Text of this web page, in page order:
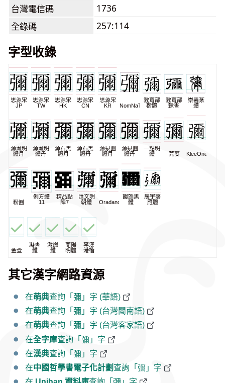
台灣電信碼
1736
全錄碼
257:114
字型收錄
思源宋
JP
思源宋
TW
思源宋
HK
思源宋
CN
思源宋
KR
NomNaTong
教育部
楷體
教育部
隸書
崇羲篆
體
源流明
體月
源流明
體丹
源石黑
體月
源石黑
體丹
源泉圓
體月
源泉圓
體丹
一點明
體
芫荽 KleeOne
粉圓
俐方體
11
精品點
陣7
匯文明
朝體
Oradano
饅頭黑
體
辰宇落
雁體
金萱
凝書
體
激燃
體
蘭陽
明體
李漢
港楷
其它漢字網路資源
在萌典查詢「彌」字 (華語)
在萌典查詢「彌」字 (台灣閩南語)
在萌典查詢「彌」字 (台灣客家語)
在全字庫查詢「彌」字
在漢典查詢「彌」字
在中國哲學書電子化計劃查詢「彌」字